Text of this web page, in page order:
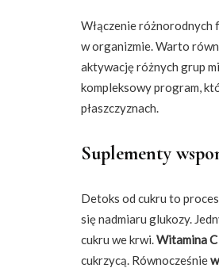
Włączenie różnorodnych
w organizmie. Warto
aktywację różnych grup
kompleksowy program,
płaszczyznach.
Suplementy
Detoks od cukru to
się nadmiaru glukozy.
cukru we krwi.Witamina C
cukrzycą. Równocześnie